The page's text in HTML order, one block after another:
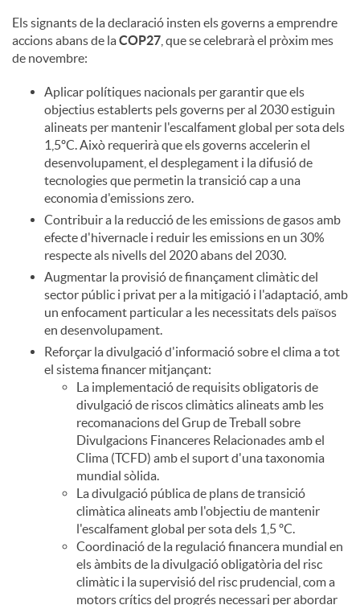
Els signants de la declaració insten els governs a emprendre
accions abans de laCOP27 , que se celebrarà el pròxim mes
de novembre:
Aplicar polítiques nacionals per garantir que els
objectius establerts pels governs per al 2030 estiguin
alineats per mantenir l'escalfament global per sota dels
1,5ºC. Això requerirà que els governs accelerin el
desenvolupament, el desplegament i la difusió de
tecnologies que permetin la transició cap a una
economia d'emissions zero.
Contribuir a la reducció de les emissions de gasos amb
efecte d'hivernacle i reduir les emissions en un 30%
respecte als nivells del 2020 abans del 2030.
Augmentar la provisió de finançament climàtic del
sector públic i privat per a la mitigació i l'adaptació, amb
un enfocament particular a les necessitats dels països
en desenvolupament.
Reforçar la divulgació d'informació sobre el clima a tot
el sistema financer mitjançant:
La implementació de requisits obligatoris de
divulgació de riscos climàtics alineats amb les
recomanacions del Grup de Treball sobre
Divulgacions Financeres Relacionades amb el
Clima (TCFD) amb el suport d'una taxonomia
mundial sòlida.
La divulgació pública de plans de transició
climàtica alineats amb l'objectiu de mantenir
l'escalfament global per sota dels 1,5 ºC.
Coordinació de la regulació financera mundial en
els àmbits de la divulgació obligatòria del risc
climàtic i la supervisió del risc prudencial, com a
motors crítics del progrés necessari per abordar